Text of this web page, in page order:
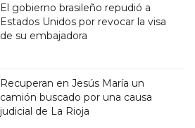
El gobierno brasileño repudió a
Estados Unidos por revocar la visa
de su embajadora
Recuperan en Jesús María un
camión buscado por una causa
judicial de La Rioja